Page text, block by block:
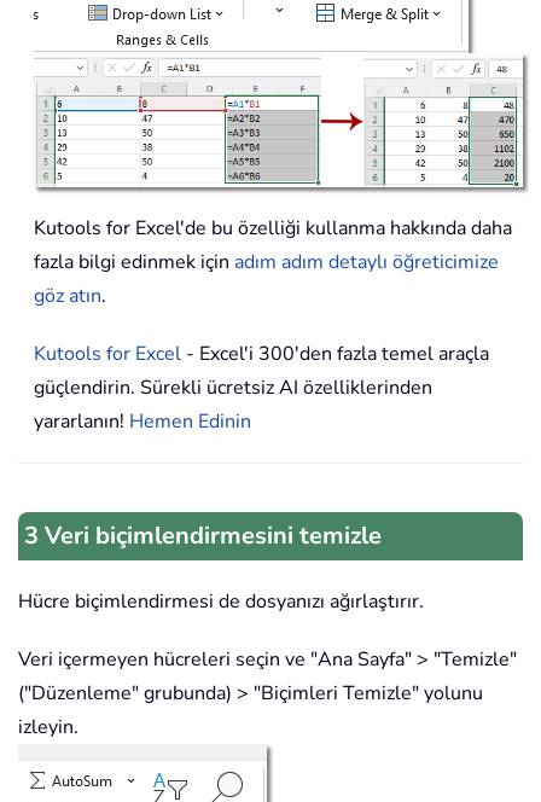
Kutools for Excel'de bu özelliği kullanma hakkında daha
fazla bilgi edinmek için adım adım detaylı öğreticimize
göz atın.
Kutools for Excel - Excel'i 300'den fazla temel araçla
güçlendirin. Sürekli ücretsiz AI özelliklerinden
yararlanın! Hemen Edinin
3 Veri biçimlendirmesini temizle
Hücre biçimlendirmesi de dosyanızı ağırlaştırır.
Veri içermeyen hücreleri seçin ve "Ana Sayfa" > "Temizle"
("Düzenleme" grubunda) > "Biçimleri Temizle" yolunu
izleyin.